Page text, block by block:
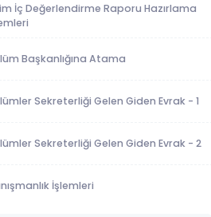
İç Değerlendirme Raporu Hazırlama
Başkanlığına Atama
Sekreterliği Gelen Giden Evrak - 1
Sekreterliği Gelen Giden Evrak - 2
İşlemleri